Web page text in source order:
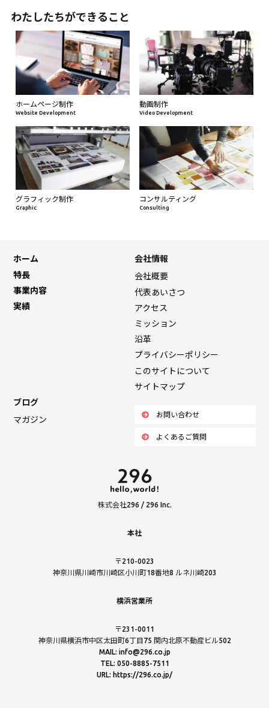
わたしたちができること
ホームページ制作
Website Development
動画制作
Video Development
グラフィック制作
Graphic
コンサルティング
Consulting
ホーム
特長
事業内容
実績
会社情報
会社概要
代表あいさつ
アクセス
ミッション
沿革
プライバシーポリシー
このサイトについて
サイトマップ
ブログ
マガジン
お問い合わせ
よくあるご質問
株式会社296 / 296 Inc.
本社
〒210-0023
神奈川県川崎市川崎区小川町18番地8 ルネ川崎203
横浜営業所
〒231-0011
神奈川県横浜市中区太田町6丁目75 関内北原不動産ビル502
MAIL: info@296.co.jp
TEL: 050-8885-7511
URL: https://296.co.jp/